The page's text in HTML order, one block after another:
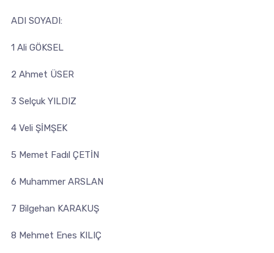
ADI SOYADI:
1 Ali GÖKSEL
2 Ahmet ÜSER
3 Selçuk YILDIZ
4 Veli ŞİMŞEK
5 Memet Fadıl ÇETİN
6 Muhammer ARSLAN
7 Bilgehan KARAKUŞ
8 Mehmet Enes KILIÇ